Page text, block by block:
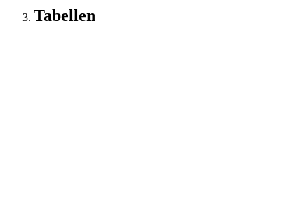
Tabellen